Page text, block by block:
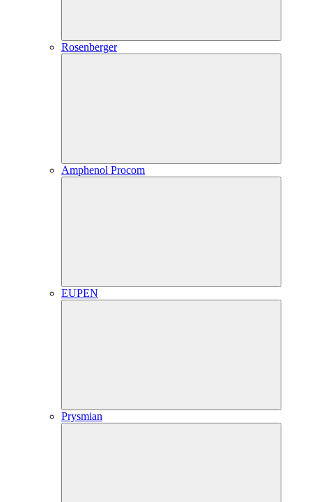
Rosenberger
Amphenol Procom
EUPEN
Prysmian